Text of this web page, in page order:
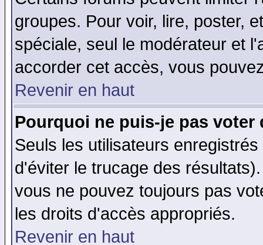
groupes. Pour voir, lire, poster,
spéciale, seul le modérateur et
accorder cet accès, vous
Revenir en haut
Pourquoi ne puis-je pas voter
Seuls les utilisateurs
d'éviter le trucage des
vous ne pouvez toujours pas
les droits d'accès appropriés.
Revenir en haut